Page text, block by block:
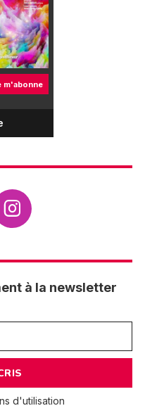
m'abonne
à la newsletter
d'utilisation